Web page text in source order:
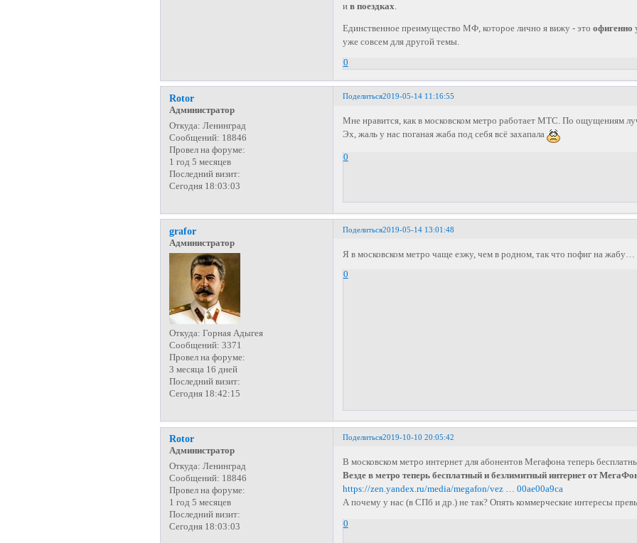
и в поездках
Единственное преимущество МФ, которое лично я вижу - это офигенно
уже совсем для другой темы.
0
Поделиться2019-05-14 11:16:55
Rotor
Администратор
Откуда: Ленинград
Сообщений: 18846
Провел на форуме:
1 год 5 месяцев
Последний визит:
Сегодня 18:03:03
Мне нравится, как в московском метро работает МТС. По ощущениям
Эх, жаль у нас поганая жаба под себя всё захапала
0
Поделиться2019-05-14 13:01:48
grafor
Администратор
Откуда: Горная Адыгея
Сообщений: 3371
Провел на форуме:
3 месяца 16 дней
Последний визит:
Сегодня 18:42:15
Я в московском метро чаще езжу, чем в родном, так что пофиг на жабу…
0
Поделиться2019-10-10 20:05:42
Rotor
Администратор
Откуда: Ленинград
Сообщений: 18846
Провел на форуме:
1 год 5 месяцев
Последний визит:
Сегодня 18:03:03
В московском метро интернет для абонентов Мегафона теперь
Везде в метро теперь бесплатный и безлимитный интернет от
https://zen.yandex.ru/media/megafon/vez … 00ae00a9ca
А почему у нас (в СПб и др.) не так? Опять коммерческие интересы
0